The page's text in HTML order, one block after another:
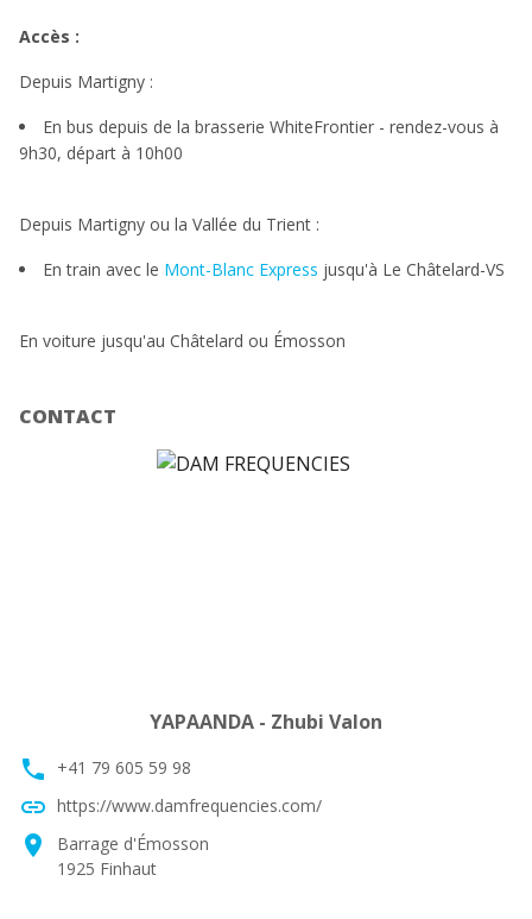
Accès :
Depuis Martigny :
En bus depuis de la brasserie WhiteFrontier - rendez-vous à
9h30, départ à 10h00
Depuis Martigny ou la Vallée du Trient :
En train avec le Mont-Blanc Express jusqu'à Le Châtelard-VS
En voiture jusqu'au Châtelard ou Émosson
CONTACT
YAPAANDA - Zhubi Valon
phone +41 79 605 59 98
link https://www.damfrequencies.com/
location_on
Barrage d'Émosson
1925 Finhaut